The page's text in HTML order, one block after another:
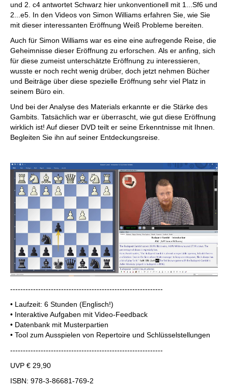
und 2. c4 antwortet Schwarz hier unkonventionell mit 1...Sf6 und
2...e5. In den Videos von Simon Williams erfahren Sie, wie Sie
mit dieser interessanten Eröffnung Weiß Probleme bereiten.
Auch für Simon Williams war es eine eine aufregende Reise, die
Geheimnisse dieser Eröffnung zu erforschen. Als er anfing, sich
für diese zumeist unterschätzte Eröffnung zu interessieren,
wusste er noch recht wenig drüber, doch jetzt nehmen Bücher
und Beiträge über diese spezielle Eröffnung sehr viel Platz in
seinem Büro ein.
Und bei der Analyse des Materials erkannte er die Stärke des
Gambits. Tatsächlich war er überrascht, wie gut diese Eröffnung
wirklich ist! Auf dieser DVD teilt er seine Erkenntnisse mit Ihnen.
Begleiten Sie ihn auf seiner Entdeckungsreise.
------------------------------------------------------------
• Laufzeit: 6 Stunden (Englisch!)
• Interaktive Aufgaben mit Video-Feedback
• Datenbank mit Musterpartien
• Tool zum Ausspielen von Repertoire und Schlüsselstellungen
------------------------------------------------------------
UVP € 29,90
ISBN: 978-3-86681-769-2